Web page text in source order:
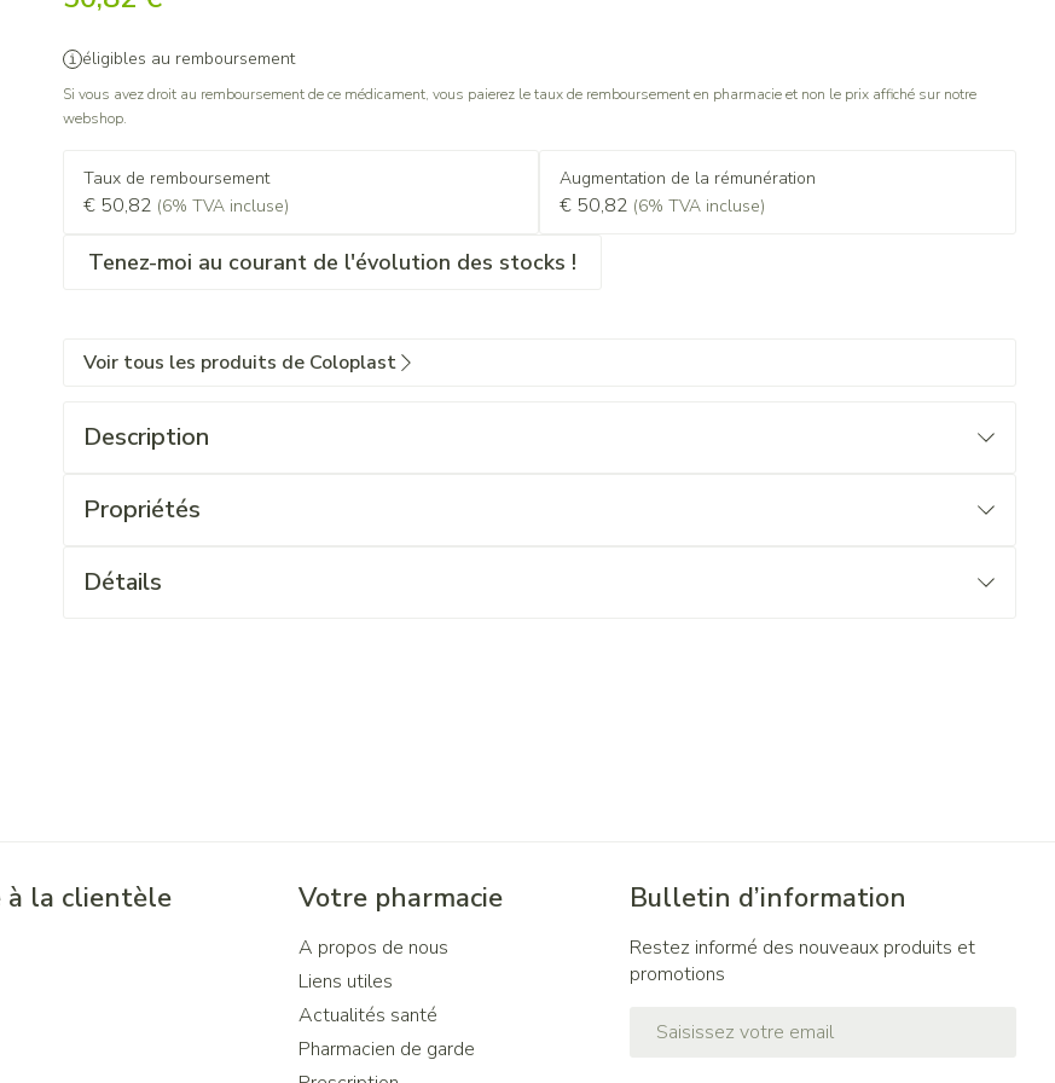
éligibles au remboursement
Si vous avez droit au remboursement de ce médicament, vous paierez le taux de remboursement en pharmacie et non le prix affiché sur notre
webshop.
Taux de remboursement
€ 50,82 (6% TVA incluse)
Augmentation de la rémunération
€ 50,82 (6% TVA incluse)
Tenez-moi au courant de l'évolution des stocks !
Voir tous les produits de Coloplast
Description
Propriétés
Détails
à la clientèle Votre pharmacie
A propos de nous
Liens utiles
Actualités santé
Pharmacien de garde
Bulletin d’information
Restez informé des nouveaux produits et
promotions